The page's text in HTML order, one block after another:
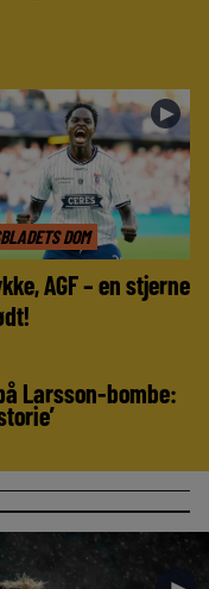
DOM
►
AGF – en stjerne
Larsson-bombe: